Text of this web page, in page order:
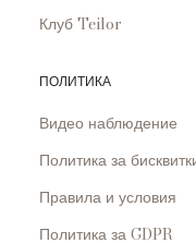
Клуб Teilor
ПОЛИТИКА
Видео наблюдение
Политика за
Правила и условия
Политика за GDPR